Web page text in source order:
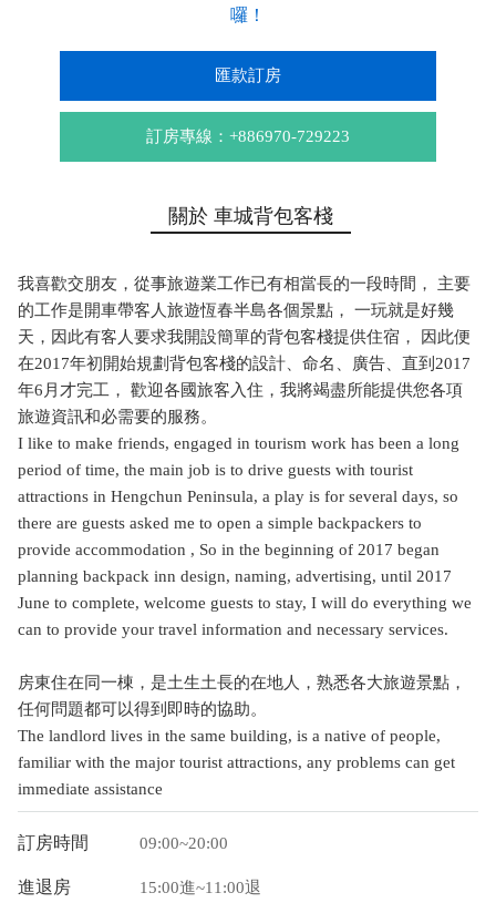
囉！
匯款訂房
訂房專線：+886970-729223
關於 車城背包客棧
我喜歡交朋友，從事旅遊業工作已有相當長的一段時間， 主要
的工作是開車帶客人旅遊恆春半島各個景點， 一玩就是好幾
天，因此有客人要求我開設簡單的背包客棧提供住宿， 因此便
在2017年初開始規劃背包客棧的設計、命名、廣告、直到2017
年6月才完工， 歡迎各國旅客入住，我將竭盡所能提供您各項
旅遊資訊和必需要的服務。
I like to make friends, engaged in tourism work has been a long
period of time, the main job is to drive guests with tourist
attractions in Hengchun Peninsula, a play is for several days, so
there are guests asked me to open a simple backpackers to
provide accommodation , So in the beginning of 2017 began
planning backpack inn design, naming, advertising, until 2017
June to complete, welcome guests to stay, I will do everything we
can to provide your travel information and necessary services.
房東住在同一棟，是土生土長的在地人，熟悉各大旅遊景點，
任何問題都可以得到即時的協助。
The landlord lives in the same building, is a native of people,
familiar with the major tourist attractions, any problems can get
immediate assistance
訂房時間 09:00~20:00
進退房 15:00進~11:00退